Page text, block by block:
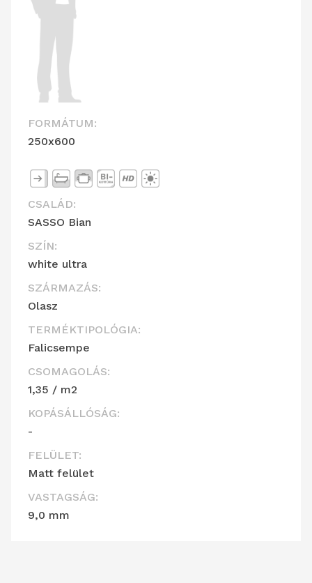
FORMÁTUM:
250x600
CSALÁD:
SASSO Bian
SZÍN:
white ultra
SZÁRMAZÁS:
Olasz
TERMÉKTIPOLÓGIA:
Falicsempe
CSOMAGOLÁS:
1,35 / m2
KOPÁSÁLLÓSÁG:
-
FELÜLET:
Matt felület
VASTAGSÁG:
9,0 mm